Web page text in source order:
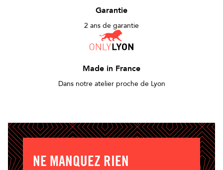
Garantie
2 ans de garantie
Made in France
Dans notre atelier proche de Lyon
NE MANQUEZ RIEN